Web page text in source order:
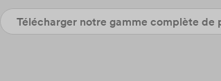
Télécharger notre gamme complète de